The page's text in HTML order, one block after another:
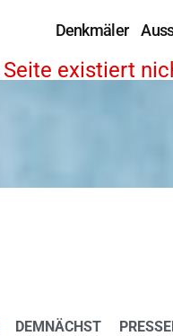
Denkmäler
existiert
DEMNÄCHST